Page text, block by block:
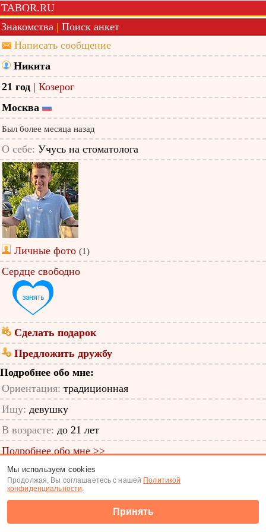
TABOR.RU
Знакомства | Поиск анкет
Написать сообщение
Никита
21 год | Козерог
Москва
Был более месяца назад
О себе: Учусь на стоматолога
Личные фото (1)
Сердце свободно
Сделать подарок
Предложить дружбу
Подробнее обо мне:
Ориентация: традиционная
Ищу: девушку
В возрасте: до 21 лет
Подробнее обо мне >>
ID анкеты: 48415638
Знакомства|Поиск анкет
Мы используем cookies
Продолжая, Вы соглашаетесь с нашей Политикой
конфиденциальности.
Принять